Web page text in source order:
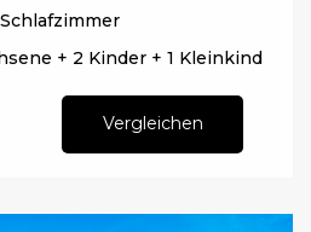
Schlafzimmer
+ 2 Kinder + 1 Kleinkind
Vergleichen